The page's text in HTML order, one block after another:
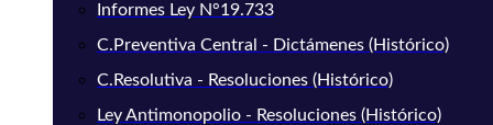
Informes Ley N°19.733
C.Preventiva Central - Dictámenes (Histórico)
C.Resolutiva - Resoluciones (Histórico)
Ley Antimonopolio - Resoluciones (Histórico)